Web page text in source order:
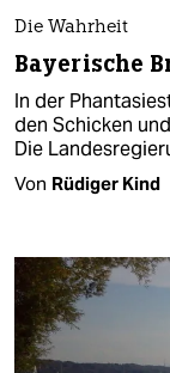
Die Wahrheit
Bayerische
In der
den Schicken
Die
Von Rüdiger Kind